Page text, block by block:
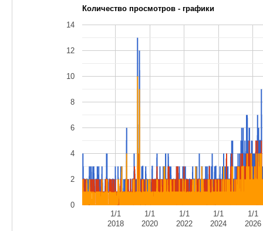
Количество просмотров - графики
1/1
2018
1/1
2020
1/1
2022
1/1
2024
1/1
2026
0
2
4
6
8
10
12
14